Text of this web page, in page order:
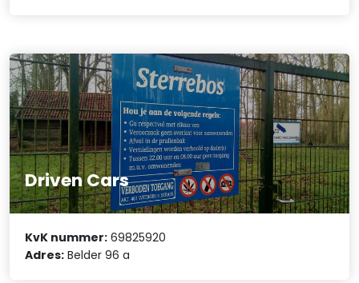
Driven Cars
KvK nummer: 69825920
Adres: Belder 96 a